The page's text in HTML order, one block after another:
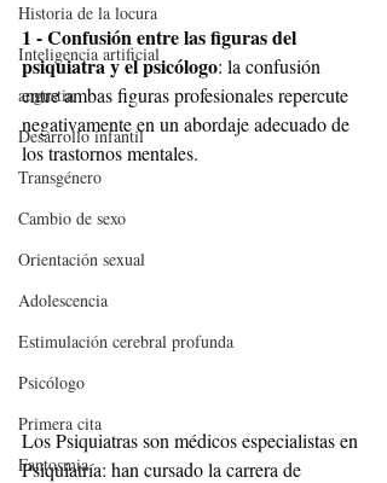
Historia de la locura
Inteligencia artificial
angustia
Desarrollo infantil
Transgénero
Cambio de sexo
Orientación sexual
Adolescencia
Estimulación cerebral profunda
Psicólogo
Primera cita
Fantosmia
1 - Confusión entre las figuras del
psiquiatra y el psicólogo: la confusión
entre ambas figuras profesionales repercute
negativamente en un abordaje adecuado de
los trastornos mentales.
Los Psiquiatras son médicos especialistas en
Psiquiatría: han cursado la carrera de